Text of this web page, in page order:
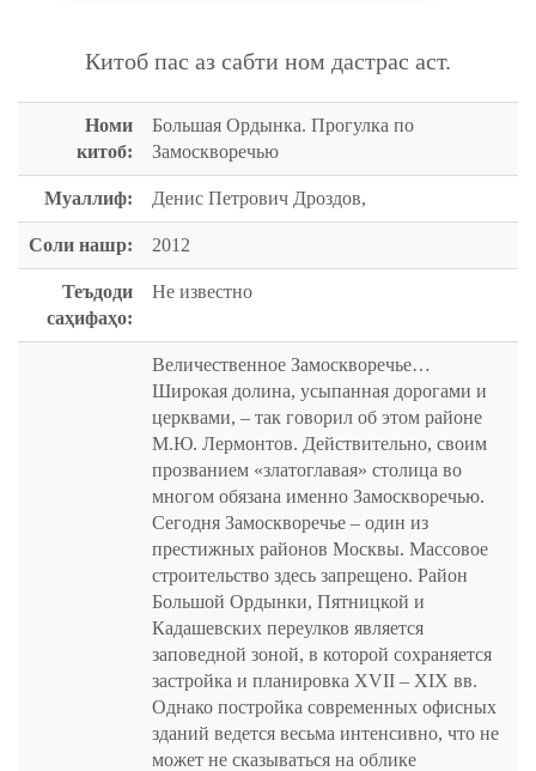
Китоб пас аз сабти ном дастрас аст.
Номи
китоб:
Большая Ордынка. Прогулка по
Замоскворечью
Муаллиф: Денис Петрович Дроздов,
Соли нашр: 2012
Теъдоди
саҳифаҳо:
Не известно
Величественное Замоскворечье…
Широкая долина, усыпанная дорогами и
церквами, – так говорил об этом районе
М.Ю. Лермонтов. Действительно, своим
прозванием «златоглавая» столица во
многом обязана именно Замоскворечью.
Сегодня Замоскворечье – один из
престижных районов Москвы. Массовое
строительство здесь запрещено. Район
Большой Ордынки, Пятницкой и
Кадашевских переулков является
заповедной зоной, в которой сохраняется
застройка и планировка XVII – XIX вв.
Однако постройка современных офисных
зданий ведется весьма интенсивно, что не
может не сказываться на облике